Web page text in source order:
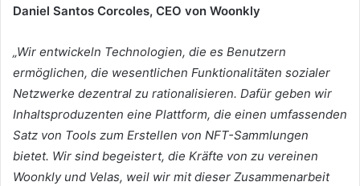
Daniel Santos Corcoles, CEO von Woonkly
„Wir entwickeln Technologien, die es Benutzern
ermöglichen, die wesentlichen Funktionalitäten sozialer
Netzwerke dezentral zu rationalisieren. Dafür geben wir
Inhaltsproduzenten eine Plattform, die einen umfassenden
Satz von Tools zum Erstellen von NFT-Sammlungen
bietet. Wir sind begeistert, die Kräfte von zu vereinen
Woonkly und Velas, weil wir mit dieser Zusammenarbeit